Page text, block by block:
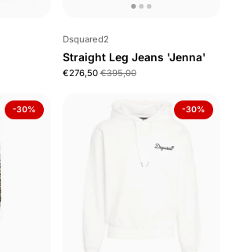
Dsquared2
Straight Leg Jeans 'Jenna'
€276,50 €395,00
-30% -30%